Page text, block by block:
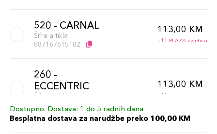
520 - CARNAL
Šifra artikla
887167615182
113,00 KM
+11 PLAZA cvjetića
260 -
ECCENTRIC
Šifra artikla
887167615168
113,00 KM
+11 PLAZA cvjetića
Dostupno. Dostava: 1 do 5 radnih dana
Besplatna dostava za narudžbe preko 100,00 KM